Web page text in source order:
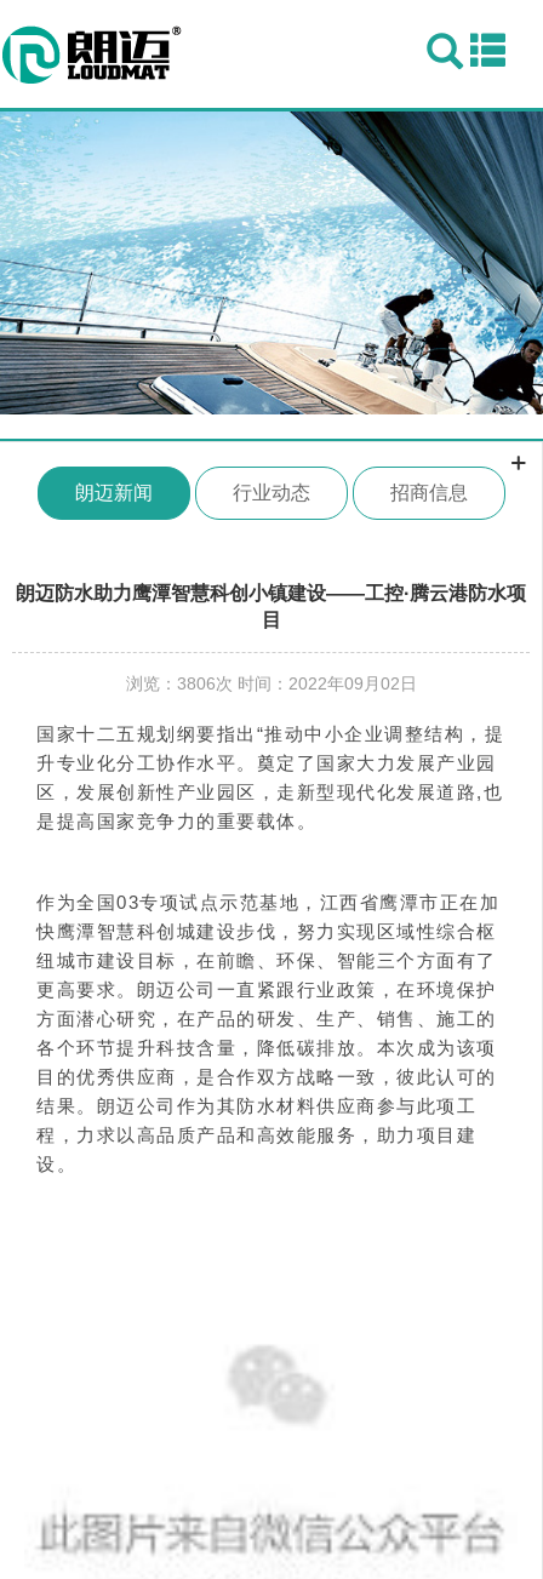
朗迈新闻 行业动态 招商信息
朗迈防水助力鹰潭智慧科创小镇建设——工控·腾云港防水项
目
浏览：3806次 时间：2022年09月02日
国家十二五规划纲要指出“推动中小企业调整结构，提
升专业化分工协作水平。奠定了国家大力发展产业园
区，发展创新性产业园区，走新型现代化发展道路,也
是提高国家竞争力的重要载体。
作为全国03专项试点示范基地，江西省鹰潭市正在加
快鹰潭智慧科创城建设步伐，努力实现区域性综合枢
纽城市建设目标，在前瞻、环保、智能三个方面有了
更高要求。朗迈公司一直紧跟行业政策，在环境保护
方面潜心研究，在产品的研发、生产、销售、施工的
各个环节提升科技含量，降低碳排放。本次成为该项
目的优秀供应商，是合作双方战略一致，彼此认可的
结果。朗迈公司作为其防水材料供应商参与此项工
程，力求以高品质产品和高效能服务，助力项目建
设。